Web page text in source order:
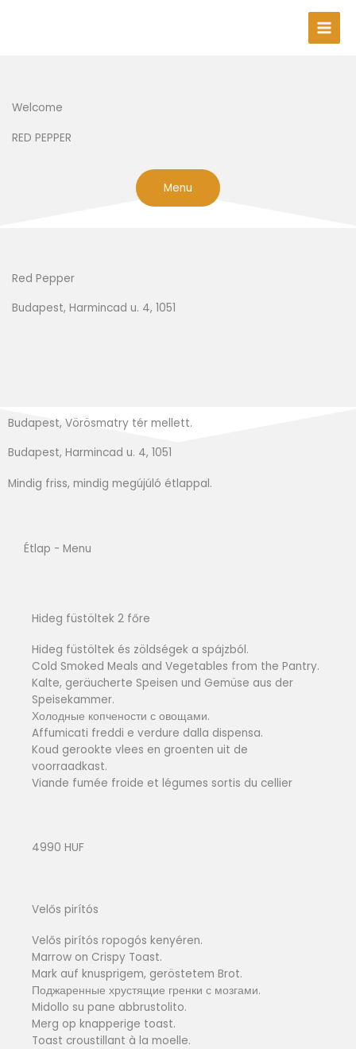
Welcome
RED PEPPER
Menu
Red Pepper
Budapest, Harmincad u. 4, 1051
Budapest, Vörösmatry tér mellett.
Budapest, Harmincad u. 4, 1051
Mindig friss, mindig megújúló étlappal.
Étlap - Menu
Hideg füstöltek 2 főre
Hideg füstöltek és zöldségek a spájzból.
Cold Smoked Meals and Vegetables from the Pantry.
Kalte, geräucherte Speisen und Gemüse aus der
Speisekammer.
Холодные копчености с овощами.
Affumicati freddi e verdure dalla dispensa.
Koud gerookte vlees en groenten uit de
voorraadkast.
Viande fumée froide et légumes sortis du cellier
4990 HUF
Velős pirítós
Velős pirítós ropogós kenyéren.
Marrow on Crispy Toast.
Mark auf knusprigem, geröstetem Brot.
Поджаренные хрустящие гренки с мозгами.
Midollo su pane abbrustolito.
Merg op knapperige toast.
Toast croustillant à la moelle.